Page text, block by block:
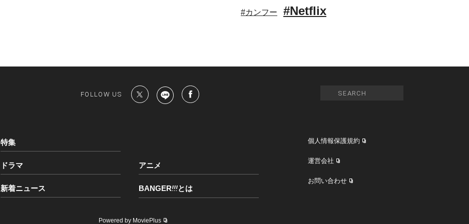
#カンフー #Netflix
FOLLOW US
特集
ドラマ アニメ
新着ニュース BANGER!!!とは
個人情報保護規約
運営会社
お問い合わせ
Powered by MoviePlus